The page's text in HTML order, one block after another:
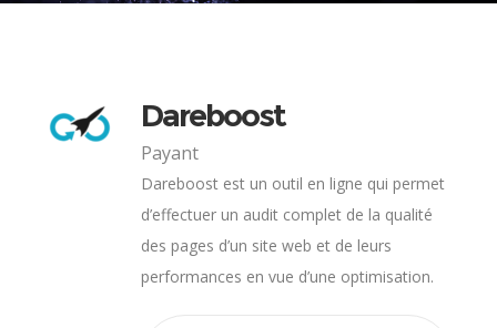
Dareboost
Payant
Dareboost est un outil en ligne qui permet
d’effectuer un audit complet de la qualité
des pages d’un site web et de leurs
performances en vue d’une optimisation.